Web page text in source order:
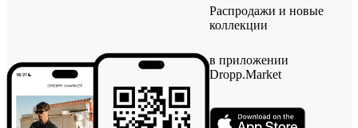
Распродажи и новые
коллекции
в приложении
Dropp.Market